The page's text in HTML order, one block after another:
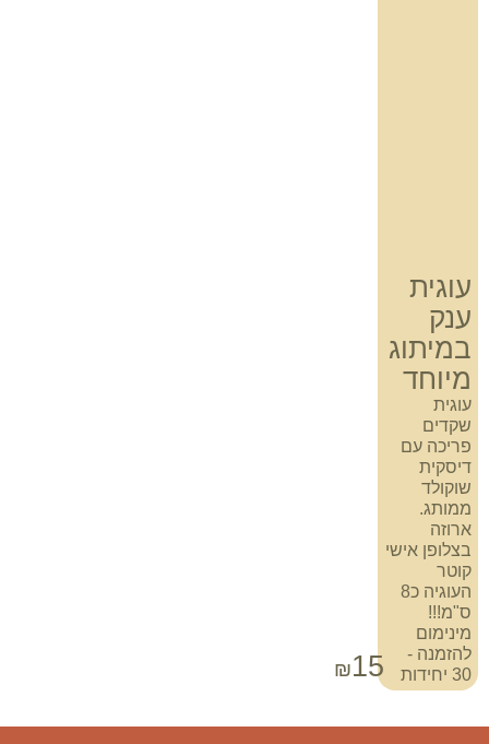
עוגית
ענק
במיתוג
מיוחד
עוגית
שקדים
פריכה עם
דיסקית
שוקולד
ממותג.
ארוזה
בצלופן אישי
קוטר
העוגיה כ8
ס"מ!!!
מינימום
להזמנה -
30 יחידות
₪15